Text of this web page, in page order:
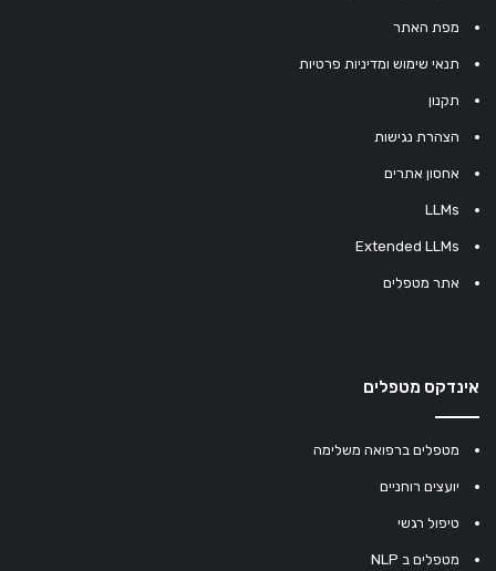
מפת האתר
תנאי שימוש ומדיניות פרטיות
תקנון
הצהרת נגישות
אחסון אתרים
LLMs
Extended LLMs
אתר מטפלים
אינדקס מטפלים
מטפלים ברפואה משלימה
יועצים רוחניים
טיפול רגשי
מטפלים ב NLP